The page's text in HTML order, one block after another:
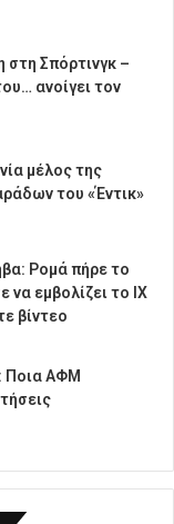
στη Σπόρτινγκ –
ανοίγει τον
μέλος της
του «Έντικ»
Ρομά πήρε το
να εμβολίζει το ΙΧ
βίντεο
Ποια ΑΦΜ